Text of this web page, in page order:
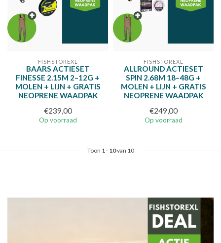
FISHSTOREXL
BAARS ACTIESET
FINESSE 2.15M 2–12G +
MOLEN + LIJN + GRATIS
NEOPRENE WAADPAK
€239,00
Op voorraad
FISHSTOREXL
ALLROUND ACTIESET
SPIN 2.68M 18–48G +
MOLEN + LIJN + GRATIS
NEOPRENE WAADPAK
€249,00
Op voorraad
Toon 1 - 10van 10